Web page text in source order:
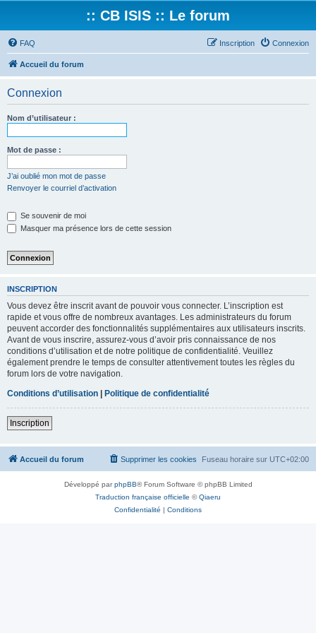
:: CB ISIS :: Le forum
FAQ Connexion
Inscription
Accueil du forum
Connexion
Nom d’utilisateur :
Mot de passe :
J’ai oublié mon mot de passe
Renvoyer le courriel d’activation
Se souvenir de moi
Masquer ma présence lors de cette session
INSCRIPTION
Vous devez être inscrit avant de pouvoir vous connecter. L’inscription est
rapide et vous offre de nombreux avantages. Les administrateurs du forum
peuvent accorder des fonctionnalités supplémentaires aux utilisateurs inscrits.
Avant de vous inscrire, assurez-vous d’avoir pris connaissance de nos
conditions d’utilisation et de notre politique de confidentialité. Veuillez
également prendre le temps de consulter attentivement toutes les règles du
forum lors de votre navigation.
Conditions d’utilisation | Politique de confidentialité
Inscription
Accueil du forum Fuseau horaire sur UTC+02:00
Supprimer les cookies
Développé parphpBB® Forum Software © phpBB Limited
Traduction française officielle ©Qiaeru
Confidentialité | Conditions